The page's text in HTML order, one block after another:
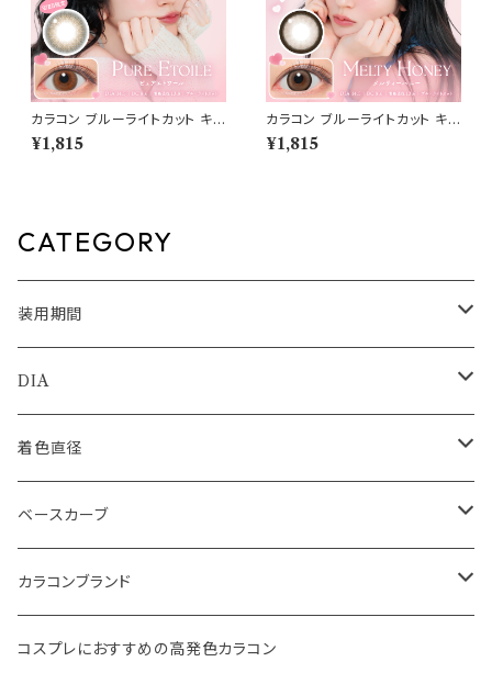
カラコン ブルーライトカット キャ
ンディーマジック ワンデー 【CO
LOR：ピュアエトワール】1箱10
¥1,815
カラコン ブルーライトカット キャ
ンディーマジック ワンデー 【CO
LOR：メルティハニー】1箱10枚
¥1,815
CATEGORY
装用期間
1day
1month
2ｗeek
DIA
14.0mm
14.1mm
14.2mm
14.5mm
着色直径
12.5mm
12.8mm
13.0mm
ベースカーブ
8.6mm
8.7mm
カラコンブランド
エバーカラー
コスプレにおすすめの高発色カラコン